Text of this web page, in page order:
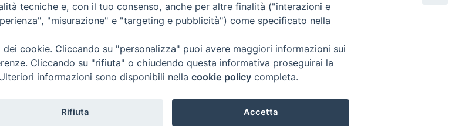
Cookie Policy
tecniche e, con il tuo consenso, anche per altre finalità ("interazioni e
"misurazione" e "targeting e pubblicità") come specificato nella
cookie. Cliccando su "personalizza" puoi avere maggiori informazioni sui
Cliccando su "rifiuta" o chiudendo questa informativa proseguirai la
informazioni sono disponibili nella cookie policy completa.
Rifiuta Accetta